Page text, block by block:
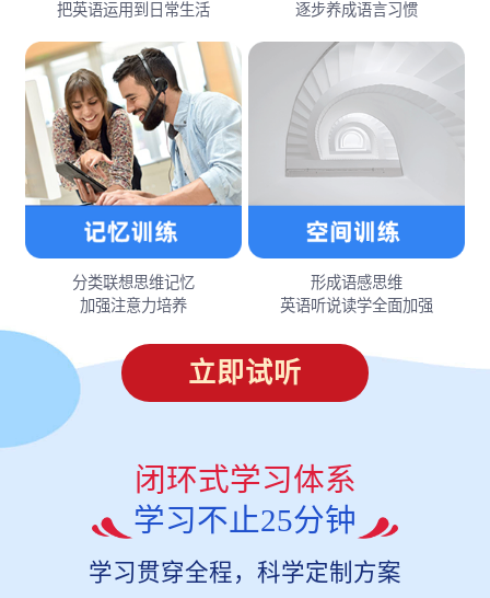
把英语运用到日常生活
逐步养成语言习惯
分类联想思维记忆
加强注意力培养
形成语感思维
英语听说读学全面加强
立即试听
闭环式学习体系
学习不止25分钟
学习贯穿全程，科学定制方案